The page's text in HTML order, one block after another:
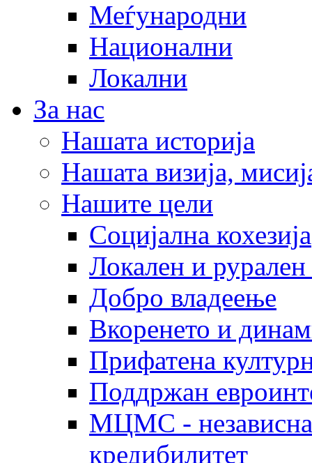
Меѓународни
Национални
Локални
За нас
Нашата историја
Нашата визија,
Нашите цели
Социјална кохезија
Локален и рурален
Добро владеење
Вкоренето и
Прифатена
Поддржан
МЦМС - независна
кредибилитет